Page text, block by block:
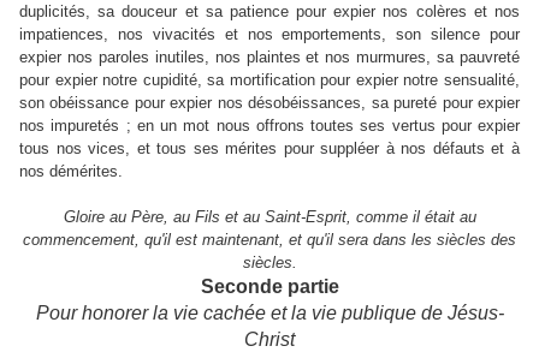
duplicités, sa douceur et sa patience pour expier nos colères et nos
impatiences, nos vivacités et nos emportements, son silence pour
expier nos paroles inutiles, nos plaintes et nos murmures, sa pauvreté
pour expier notre cupidité, sa mortification pour expier notre sensualité,
son obéissance pour expier nos désobéissances, sa pureté pour expier
nos impuretés ; en un mot nous offrons toutes ses vertus pour expier
tous nos vices, et tous ses mérites pour suppléer à nos défauts et à
nos démérites.
Gloire au Père, au Fils et au Saint-Esprit, comme il était au
commencement, qu'il est maintenant, et qu'il sera dans les siècles des
siècles.
Seconde partie
Pour honorer la vie cachée et la vie publique de Jésus-
Christ